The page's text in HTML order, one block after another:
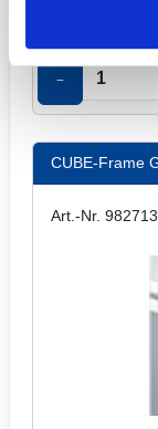
−
CUBE-Frame
Art.-Nr.